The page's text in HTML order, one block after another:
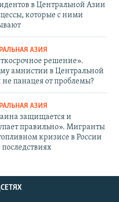
в Центральной Азии
которые с ними
АЗИЯ
решение».
амнистии в Центральной
панацея от проблемы?
АЗИЯ
защищается и
правильно». Мигранты
кризисе в России
последствиях